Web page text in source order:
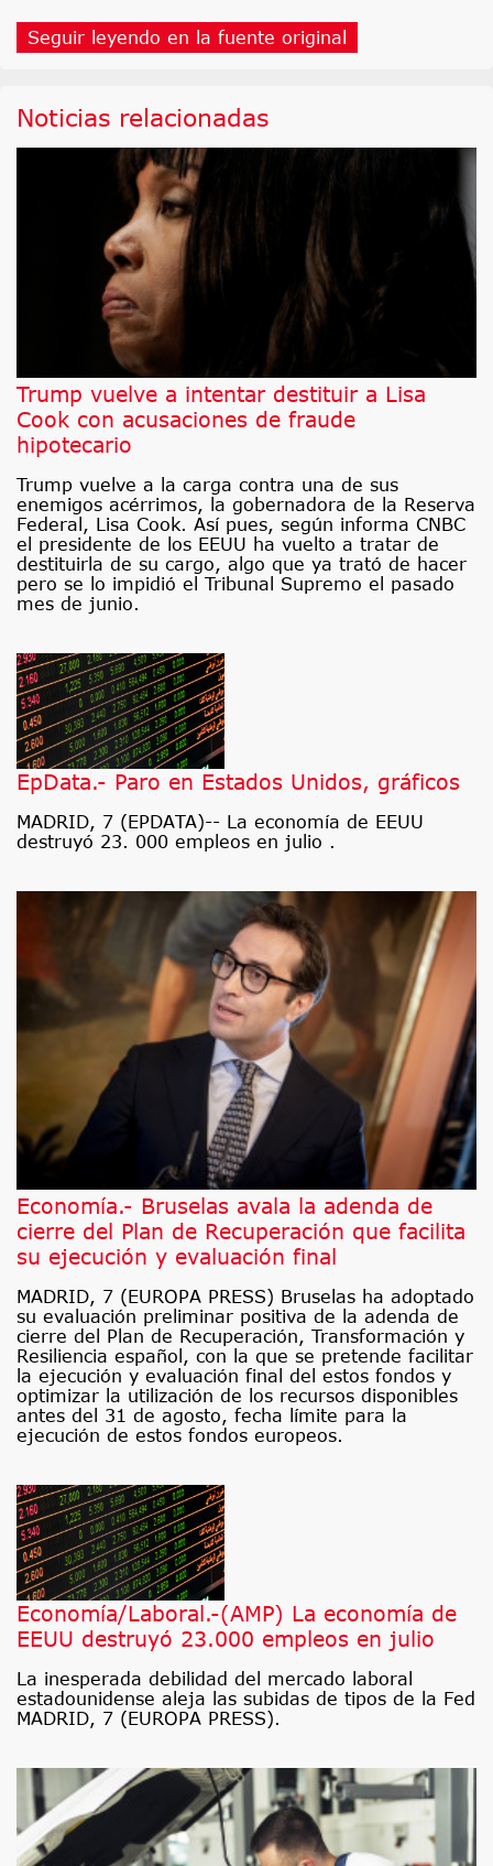
Seguir leyendo en la fuente original
Noticias relacionadas
Trump vuelve a intentar destituir a Lisa
Cook con acusaciones de fraude
hipotecario
Trump vuelve a la carga contra una de sus
enemigos acérrimos, la gobernadora de la Reserva
Federal, Lisa Cook. Así pues, según informa CNBC
el presidente de los EEUU ha vuelto a tratar de
destituirla de su cargo, algo que ya trató de hacer
pero se lo impidió el Tribunal Supremo el pasado
mes de junio.
EpData.- Paro en Estados Unidos, gráficos
MADRID, 7 (EPDATA)-- La economía de EEUU
destruyó 23. 000 empleos en julio .
Economía.- Bruselas avala la adenda de
cierre del Plan de Recuperación que facilita
su ejecución y evaluación final
MADRID, 7 (EUROPA PRESS) Bruselas ha adoptado
su evaluación preliminar positiva de la adenda de
cierre del Plan de Recuperación, Transformación y
Resiliencia español, con la que se pretende facilitar
la ejecución y evaluación final del estos fondos y
optimizar la utilización de los recursos disponibles
antes del 31 de agosto, fecha límite para la
ejecución de estos fondos europeos.
Economía/Laboral.-(AMP) La economía de
EEUU destruyó 23.000 empleos en julio
La inesperada debilidad del mercado laboral
estadounidense aleja las subidas de tipos de la Fed
MADRID, 7 (EUROPA PRESS).